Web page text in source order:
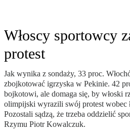
Włoscy sportowcy
protest
Jak wynika z sondaży, 33 proc.
zbojkotować igrzyska w Pekinie. 42
bojkotowi, ale domaga się, by włoski
olimpijski wyrazili swój protest wobec
Pozostali sądzą, że trzeba oddzielić
Rzymu Piotr Kowalczuk.